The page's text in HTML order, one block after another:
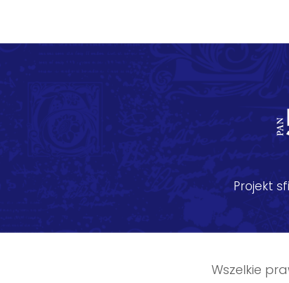
Projekt
Wszelkie